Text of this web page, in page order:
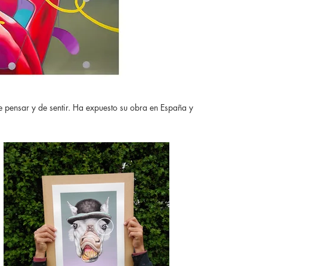
y de sentir. Ha expuesto su obra en España y